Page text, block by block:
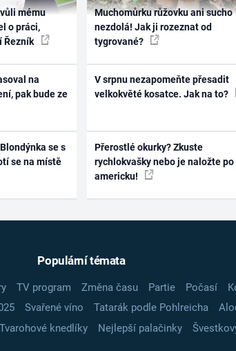
mému
o práci,
Řezník
na
pak bude ze
se s
se na místě
Muchomůrku růžovku ani sucho
nezdolá! Jak ji rozeznat od
tygrované?
V srpnu nezapomeňte přesadit
velkokvěté kosatce. Jak na to?
Přerostlé okurky? Zkuste
rychlokvašky nebo je naložte po
americku!
Populární témata
TV program Změna času Partie Počasí
Svařené víno Tatarák podle Pohlreicha
Tvarohové knedlíky Nejlepší palačinky